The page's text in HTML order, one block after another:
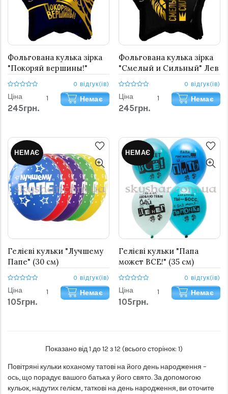
Фольгована кулька зірка
"Покоряй вершины!"
Орел
0 відгук(ів)
Ціна
245грн.
Немає
Фольгована кулька зірка
"Смелый и Сильный" Лев
0 відгук(ів)
Ціна
245грн.
Немає
НЕМАЄ
Гелієві кульки "Лучшему
Папе" (30 см)
0 відгук(ів)
Ціна
105грн.
Немає
НЕМАЄ
Гелієві кульки "Папа
может ВСЕ!" (35 см)
0 відгук(ів)
Ціна
105грн.
Немає
Показано від 1 до 12 з 12 (всього сторінок: 1)
Повітряні кульки коханому татові на його день народження –
ось, що порадує вашого батька у його свято. За допомогою
кульок, надутих гелієм, таткові на день народження, ви оточите